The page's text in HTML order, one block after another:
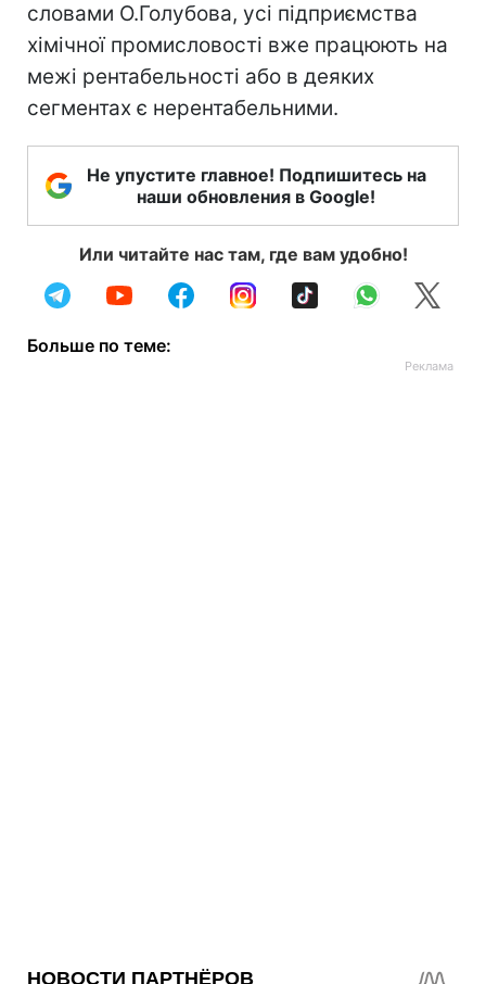
словами О.Голубова, усі підприємства
хімічної промисловості вже працюють на
межі рентабельності або в деяких
сегментах є нерентабельними.
Не упустите главное! Подпишитесь на
наши обновления в Google!
Или читайте нас там, где вам удобно!
Больше по теме: